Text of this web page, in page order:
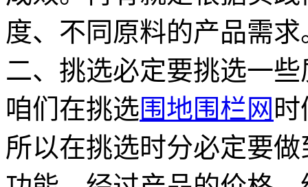
度、不同原料的产品需求
二、挑选必定要挑选一
咱们在挑选围地围栏网
所以在挑选时分必定要